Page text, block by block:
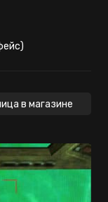
в магазине